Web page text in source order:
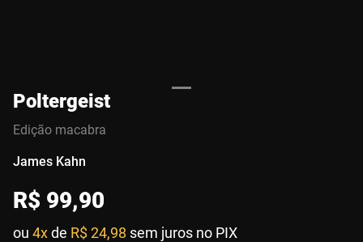
Poltergeist
Edição macabra
James Kahn
R$ 99,90
ou 4xde R$ 24,98 sem juros no PIX